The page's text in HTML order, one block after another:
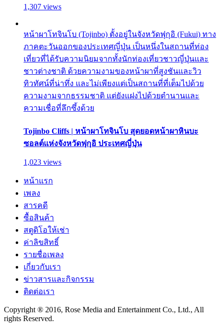
1,307 views
หน้าผาโทจินโบ (Tojinbo) ตั้งอยู่ในจังหวัดฟุกุอิ (Fukui) ทาง
ภาคตะวันออกของประเทศญี่ปุ่น เป็นหนึ่งในสถานที่ท่อง
เที่ยวที่ได้รับความนิยมจากทั้งนักท่องเที่ยวชาวญี่ปุ่นและ
ชาวต่างชาติ ด้วยความงามของหน้าผาที่สูงชันและวิว
ทิวทัศน์ที่น่าทึ่ง และไม่เพียงแต่เป็นสถานที่ที่เต็มไปด้วย
ความงามจากธรรมชาติ แต่ยังแฝงไปด้วยตำนานและ
ความเชื่อที่ลึกซึ้งด้วย
Tojinbo Cliffs | หน้าผาโทจินโบ สุดยอดหน้าผาหินบะ
ซอลต์แห่งจังหวัดฟุกุอิ ประเทศญี่ปุ่น
1,023 views
หน้าแรก
เพลง
สารคดี
ซื้อสินค้า
สตูดิโอให้เช่า
ค่าลิขสิทธิ์
รายชื่อเพลง
เกี่ยวกับเรา
ข่าวสารและกิจกรรม
ติดต่อเรา
Copyright ® 2016, Rose Media and Entertainment Co., Ltd., All
rights Reserved.